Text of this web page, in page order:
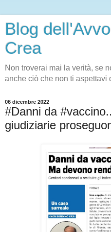
Blog
Crea
Non troverai mai la verità, se
anche ciò che non ti aspettavi
06 dicembre 2022
#Danni da
giudiziarie